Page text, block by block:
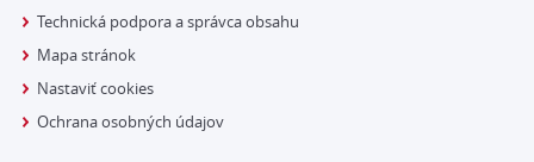
Technická podpora a správca obsahu
Mapa stránok
Nastaviť cookies
Ochrana osobných údajov